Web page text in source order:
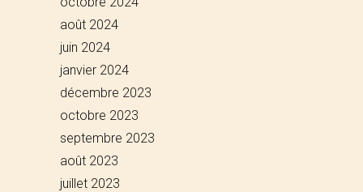
août 2024
juin 2024
janvier 2024
décembre 2023
octobre 2023
septembre 2023
août 2023
juillet 2023